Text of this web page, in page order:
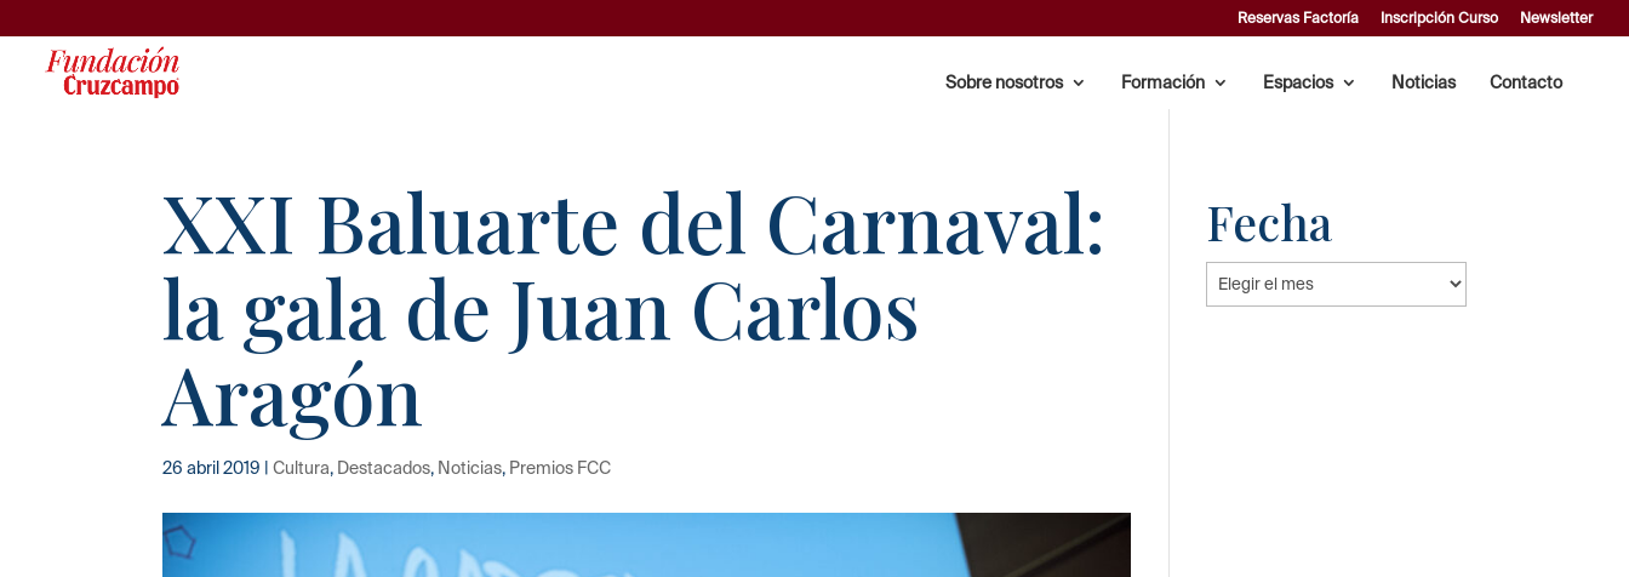
Reservas Factoría Inscripción Curso Newsletter
Sobre nosotros Formación Espacios Noticias Contacto
XXI Baluarte del Carnaval:
la gala de Juan Carlos
Aragón
26 abril 2019 |Cultura, Destacados, Noticias, Premios FCC
Fecha
Fecha